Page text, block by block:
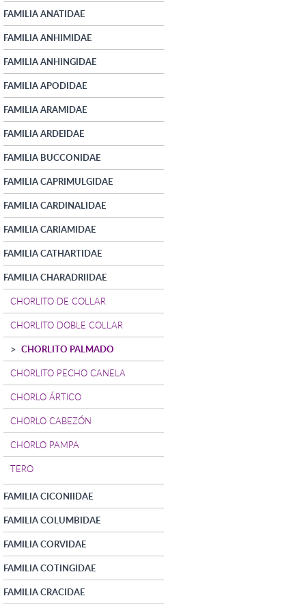
FAMILIA ANATIDAE
FAMILIA ANHIMIDAE
FAMILIA ANHINGIDAE
FAMILIA APODIDAE
FAMILIA ARAMIDAE
FAMILIA ARDEIDAE
FAMILIA BUCCONIDAE
FAMILIA CAPRIMULGIDAE
FAMILIA CARDINALIDAE
FAMILIA CARIAMIDAE
FAMILIA CATHARTIDAE
FAMILIA CHARADRIIDAE
CHORLITO DE COLLAR
CHORLITO DOBLE COLLAR
CHORLITO PALMADO
CHORLITO PECHO CANELA
CHORLO ÁRTICO
CHORLO CABEZÓN
CHORLO PAMPA
TERO
FAMILIA CICONIIDAE
FAMILIA COLUMBIDAE
FAMILIA CORVIDAE
FAMILIA COTINGIDAE
FAMILIA CRACIDAE